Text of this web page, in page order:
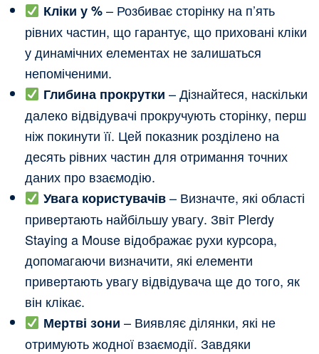
Кліки у %– Розбиває сторінку на п’ять
рівних частин, що гарантує, що приховані кліки
у динамічних елементах не залишаться
непоміченими.
Глибина прокрутки – Дізнайтеся, наскільки
далеко відвідувачі прокручують сторінку, перш
ніж покинути її. Цей показник розділено на
десять рівних частин для отримання точних
даних про взаємодію.
Увага користувачів– Визначте, які області
привертають найбільшу увагу. Звіт Plerdy
Staying a Mouse відображає рухи курсора,
допомагаючи визначити, які елементи
привертають увагу відвідувача ще до того, як
він клікає.
Мертві зони – Виявляє ділянки, які не
отримують жодної взаємодії. Завдяки